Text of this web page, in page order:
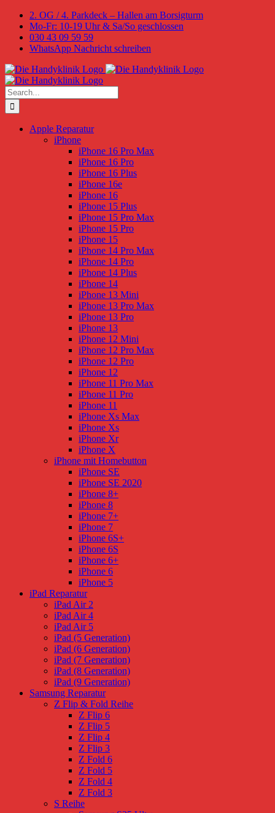
Skip
content
2. OG / 4. Parkdeck – Hallen am Borsigturm
Mo-Fr: 10-19 Uhr & Sa/So geschlossen
030 43 09 59 59
WhatsApp Nachricht schreiben
Search
for:
Apple Reparatur
iPhone
iPhone 16 Pro Max
iPhone 16 Pro
iPhone 16 Plus
iPhone 16e
iPhone 16
iPhone 15 Plus
iPhone 15 Pro Max
iPhone 15 Pro
iPhone 15
iPhone 14 Pro Max
iPhone 14 Pro
iPhone 14 Plus
iPhone 14
iPhone 13 Mini
iPhone 13 Pro Max
iPhone 13 Pro
iPhone 13
iPhone 12 Mini
iPhone 12 Pro Max
iPhone 12 Pro
iPhone 12
iPhone 11 Pro Max
iPhone 11 Pro
iPhone 11
iPhone Xs Max
iPhone Xs
iPhone Xr
iPhone X
iPhone mit Homebutton
iPhone SE
iPhone SE 2020
iPhone 8+
iPhone 8
iPhone 7+
iPhone 7
iPhone 6S+
iPhone 6S
iPhone 6+
iPhone 6
iPhone 5
iPad Reparatur
iPad Air 2
iPad Air 4
iPad Air 5
iPad (5 Generation)
iPad (6 Generation)
iPad (7 Generation)
iPad (8 Generation)
iPad (9 Generation)
Samsung Reparatur
Z Flip & Fold Reihe
Z Flip 6
Z Flip 5
Z Flip 4
Z Flip 3
Z Fold 6
Z Fold 5
Z Fold 4
Z Fold 3
S Reihe